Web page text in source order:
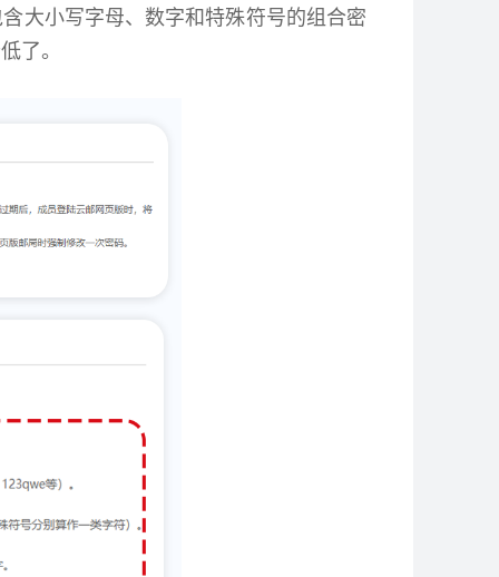
大小写字母、数字和特殊符号的组合密
了。